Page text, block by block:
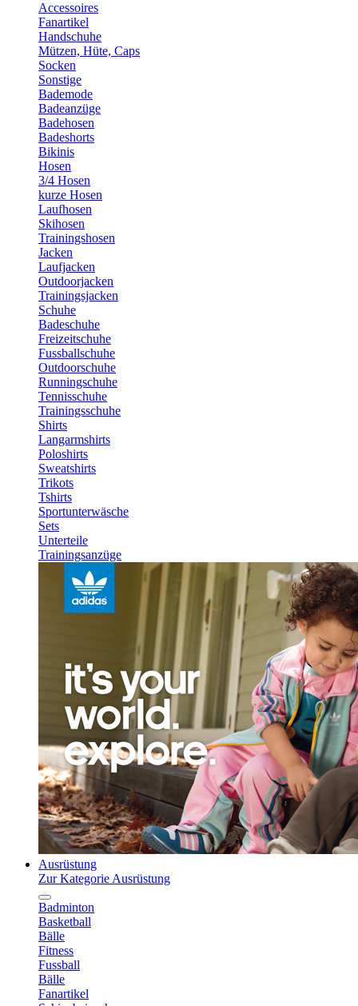
Accessoires
Fanartikel
Handschuhe
Mützen, Hüte, Caps
Socken
Sonstige
Bademode
Badeanzüge
Badehosen
Badeshorts
Bikinis
Hosen
3/4 Hosen
kurze Hosen
Laufhosen
Skihosen
Trainingshosen
Jacken
Laufjacken
Outdoorjacken
Trainingsjacken
Schuhe
Badeschuhe
Freizeitschuhe
Fussballschuhe
Outdoorschuhe
Runningschuhe
Tennisschuhe
Trainingsschuhe
Shirts
Langarmshirts
Poloshirts
Sweatshirts
Trikots
Tshirts
Sportunterwäsche
Sets
Unterteile
Trainingsanzüge
Ausrüstung
Zur Kategorie Ausrüstung
Badminton
Basketball
Bälle
Fitness
Fussball
Bälle
Fanartikel